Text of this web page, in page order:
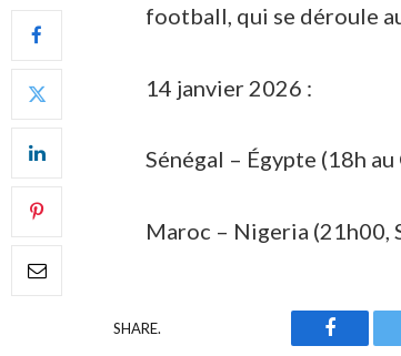
football, qui se déroule
14 janvier 2026 :
Sénégal – Égypte (18h
Maroc – Nigeria (21h00,
SHARE.